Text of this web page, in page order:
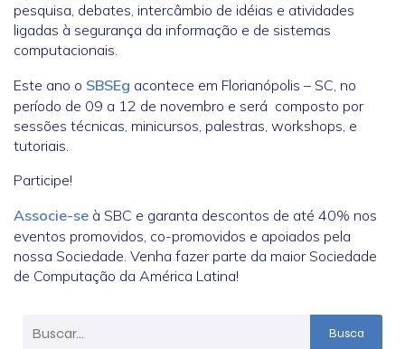
pesquisa, debates, intercâmbio de idéias e atividades
ligadas à segurança da informação e de sistemas
computacionais.
Este ano o SBSEg acontece em Florianópolis – SC, no
período de 09 a 12 de novembro e será composto por
sessões técnicas, minicursos, palestras, workshops, e
tutoriais.
Participe!
Associe-se à SBC e garanta descontos de até 40% nos
eventos promovidos, co-promovidos e apoiados pela
nossa Sociedade. Venha fazer parte da maior Sociedade
de Computação da América Latina!
Busca